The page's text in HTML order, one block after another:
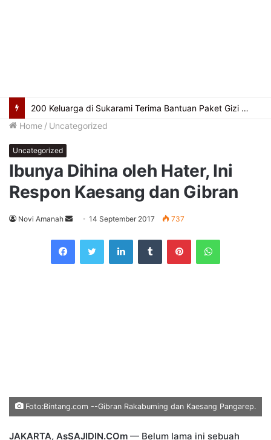
200 Keluarga di Sukarami Terima Bantuan Paket Gizi Protein Hewani dari BAZNAS
Home / Uncategorized
Uncategorized
Ibunya Dihina oleh Hater, Ini
Respon Kaesang dan Gibran
Novi Amanah
Send
email
14 September 2017 737
FacebookTwitterLinkedInTumblrPinterestWhatsApp
Foto:Bintang.com --Gibran Rakabuming dan Kaesang Pangarep.
JAKARTA, AsSAJIDIN.COm — Belum lama ini sebuah